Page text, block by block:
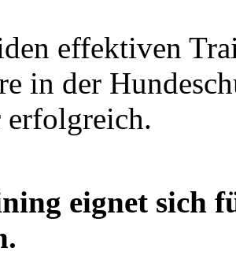
effektiven
in der
erfolgreich.
eignet sich